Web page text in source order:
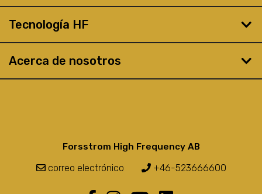
Tecnología HF
Acerca de nosotros
Forsstrom High Frequency AB
correo electrónico +46-523666600